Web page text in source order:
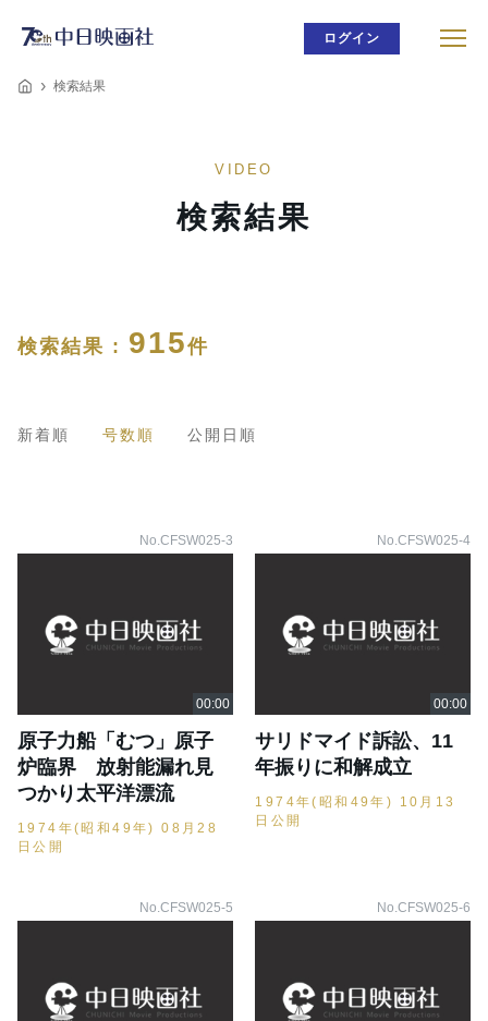
ログイン
検索結果
VIDEO
検索結果
検索結果 : 915件
新着順 号数順 公開日順
No.CFSW025-3
原子力船「むつ」原子
炉臨界 放射能漏れ見
つかり太平洋漂流
1974年(昭和49年) 08月28
日公開
No.CFSW025-4
サリドマイド訴訟、11
年振りに和解成立
1974年(昭和49年) 10月13
日公開
No.CFSW025-5 No.CFSW025-6